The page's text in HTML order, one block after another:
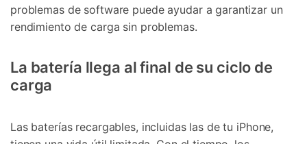
problemas de software puede ayudar a garantizar un
rendimiento de carga sin problemas.
La batería llega al final de su ciclo de
carga
Las baterías recargables, incluidas las de tu iPhone,